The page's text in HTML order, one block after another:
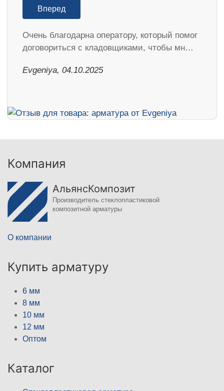
Вперед
Очень благодарна оператору, который помог
договориться с кладовщиками, чтобы мн…
Evgeniya, 04.10.2025
Компания
АльянсКомпозит
Производитель стеклопластиковой
композитной арматуры
О компании
Купить арматуру
6 мм
8 мм
10 мм
12 мм
Оптом
Каталог